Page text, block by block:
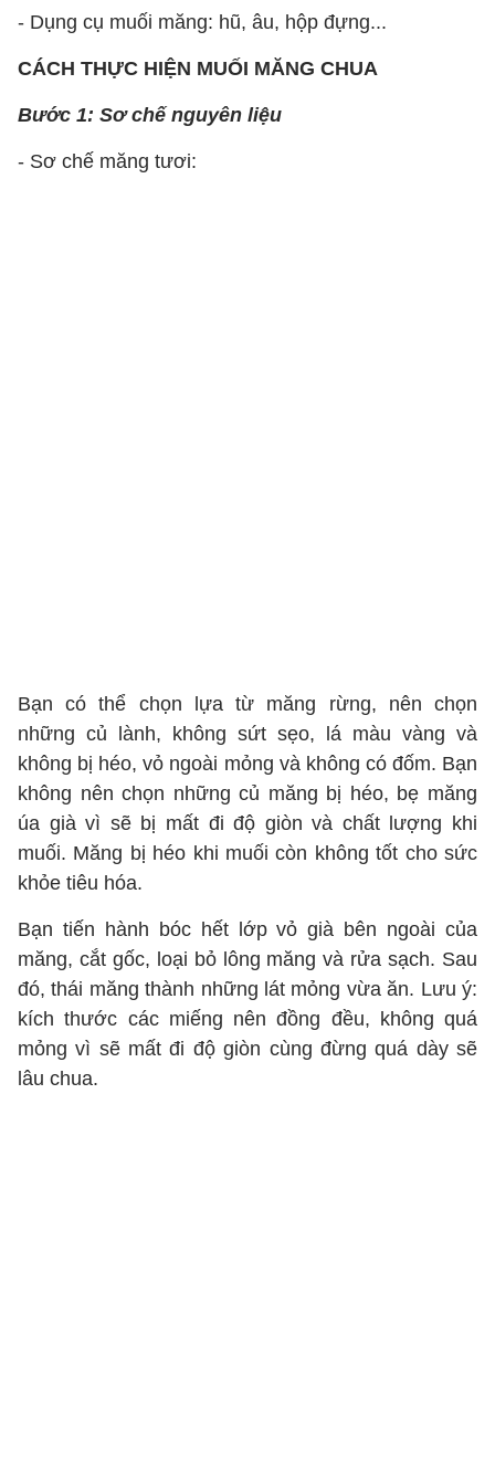
- Dụng cụ muối măng: hũ, âu, hộp đựng...
CÁCH THỰC HIỆN MUỐI MĂNG CHUA
Bước 1: Sơ chế nguyên liệu
- Sơ chế măng tươi:
Bạn có thể chọn lựa từ măng rừng, nên chọn
những củ lành, không sứt sẹo, lá màu vàng và
không bị héo, vỏ ngoài mỏng và không có đốm. Bạn
không nên chọn những củ măng bị héo, bẹ măng
úa già vì sẽ bị mất đi độ giòn và chất lượng khi
muối. Măng bị héo khi muối còn không tốt cho sức
khỏe tiêu hóa.
Bạn tiến hành bóc hết lớp vỏ già bên ngoài của
măng, cắt gốc, loại bỏ lông măng và rửa sạch. Sau
đó, thái măng thành những lát mỏng vừa ăn. Lưu ý:
kích thước các miếng nên đồng đều, không quá
mỏng vì sẽ mất đi độ giòn cùng đừng quá dày sẽ
lâu chua.